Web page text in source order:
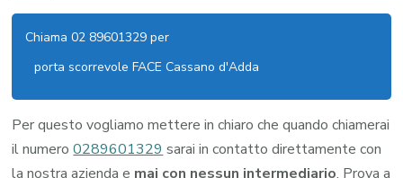
Chiama 02 89601329 per
porta scorrevole FACE Cassano d'Adda
Per questo vogliamo mettere in chiaro che quando chiamerai
il numero0289601329 sarai in contatto direttamente con
la nostra azienda e mai con nessun intermediario. Prova a